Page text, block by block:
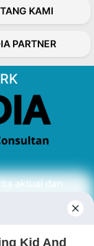
KAMI
PARTNER
aktual dan
tepat.